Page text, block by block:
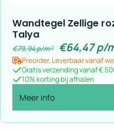
Wandtegel Zellige
Talya
€79,94p/m² €64,47p/
Preorder, Leverbaar vanaf
Gratis verzending vanaf €
10% korting bij afhalen
Meer info